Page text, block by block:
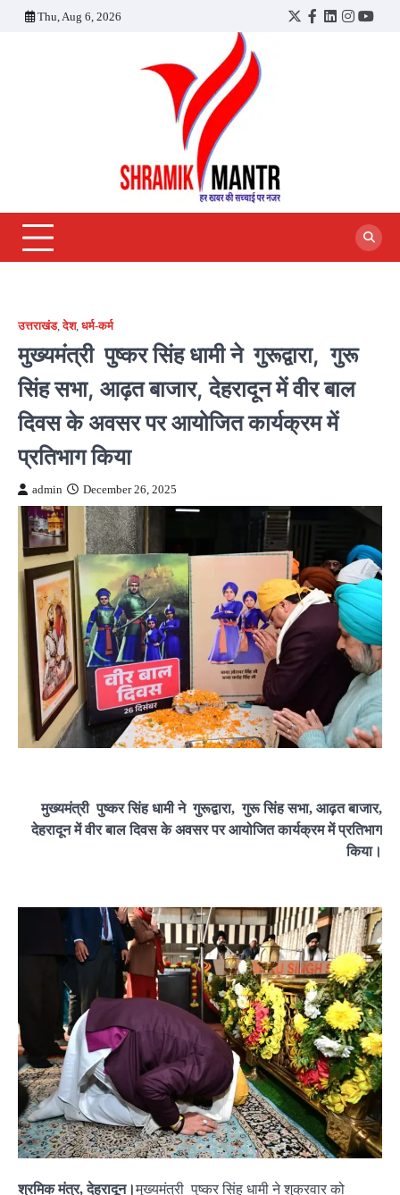
Thu, Aug 6, 2026
Twitter
Facebook
LinkedIn
उत्तराखंड,देश, धर्म-कर्म
मुख्यमंत्री पुष्कर सिंह धामी ने गुरूद्वारा, गुरू
सिंह सभा, आढ़त बाजार, देहरादून में वीर बाल
दिवस के अवसर पर आयोजित कार्यक्रम में
प्रतिभाग किया
admin December 26, 2025
मुख्यमंत्री पुष्कर सिंह धामी ने गुरूद्वारा, गुरू सिंह सभा, आढ़त बाजार,
देहरादून में वीर बाल दिवस के अवसर पर आयोजित कार्यक्रम में प्रतिभाग
किया।
श्रमिक मंत्र, देहरादून।मुख्यमंत्री पुष्कर सिंह धामी ने शुक्रवार को